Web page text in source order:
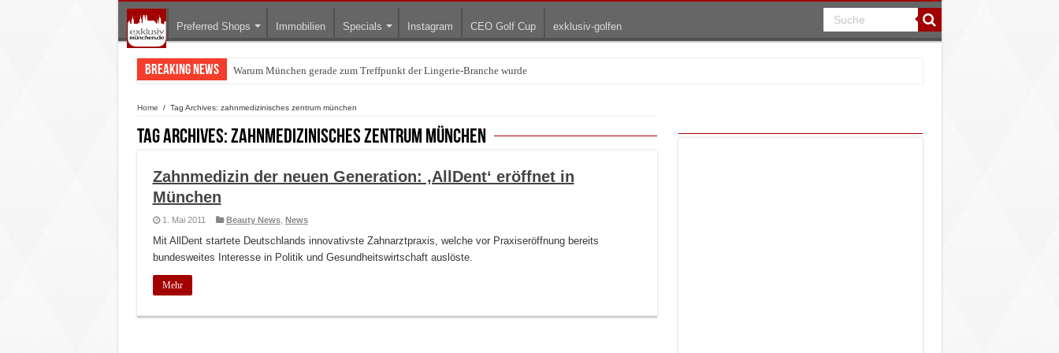
Preferred Shops Immobilien Specials Instagram CEO Golf Cup exklusiv-golfen
Breaking News Warum München gerade zum Treffpunkt der Lingerie-Branche wurde
BMW Art Cars in München: Warum die rollenden Kunstwerke bis heute einzigartig sind
Home / Tag Archives: zahnmedizinisches zentrum münchen
Tag Archives:zahnmedizinisches zentrum münchen
Zahnmedizin der neuen Generation: ‚AllDent‘ eröffnet in
München
1. Mai 2011 Beauty News, News
Mit AllDent startete Deutschlands innovativste Zahnarztpraxis, welche vor Praxiseröffnung bereits
bundesweites Interesse in Politik und Gesundheitswirtschaft auslöste.
Mehr